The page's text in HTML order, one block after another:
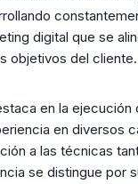
digital que se
objetivos del cliente.
en la ejecución
en diversos
a las técnicas
se distingue por